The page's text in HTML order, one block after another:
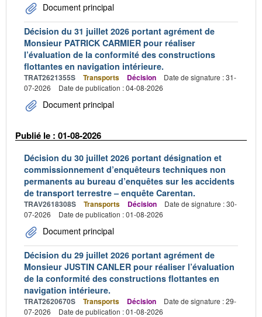
Document principal
Décision du 31 juillet 2026 portant agrément de
Monsieur PATRICK CARMIER pour réaliser
l’évaluation de la conformité des constructions
flottantes en navigation intérieure.
TRAT2621355S Transports Décision
Date de signature : 31-
07-2026
Date de publication : 04-08-2026
Document principal
Publié le : 01-08-2026
Décision du 30 juillet 2026 portant désignation et
commissionnement d’enquêteurs techniques non
permanents au bureau d’enquêtes sur les accidents
de transport terrestre – enquête Carentan.
TRAV2618308S Transports Décision
Date de signature : 30-
07-2026
Date de publication : 01-08-2026
Document principal
Décision du 29 juillet 2026 portant agrément de
Monsieur JUSTIN CANLER pour réaliser l’évaluation
de la conformité des constructions flottantes en
navigation intérieure.
TRAT2620670S Transports Décision
Date de signature : 29-
07-2026
Date de publication : 01-08-2026